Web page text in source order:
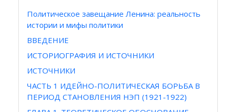
Политическое завещание Ленина: реальность
истории и мифы политики
ВВЕДЕНИЕ
ИСТОРИОГРАФИЯ И ИСТОЧНИКИ
ИСТОЧНИКИ
ЧАСТЬ 1 ИДЕЙНО-ПОЛИТИЧЕСКАЯ БОРЬБА В
ПЕРИОД СТАНОВЛЕНИЯ НЭП (1921-1922)